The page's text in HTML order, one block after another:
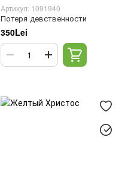
Артикул: 1091940
Потеря девственности
350Lei